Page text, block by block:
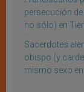
persecución
no sólo) en
Sacerdotes
obispo (y
mismo sexo